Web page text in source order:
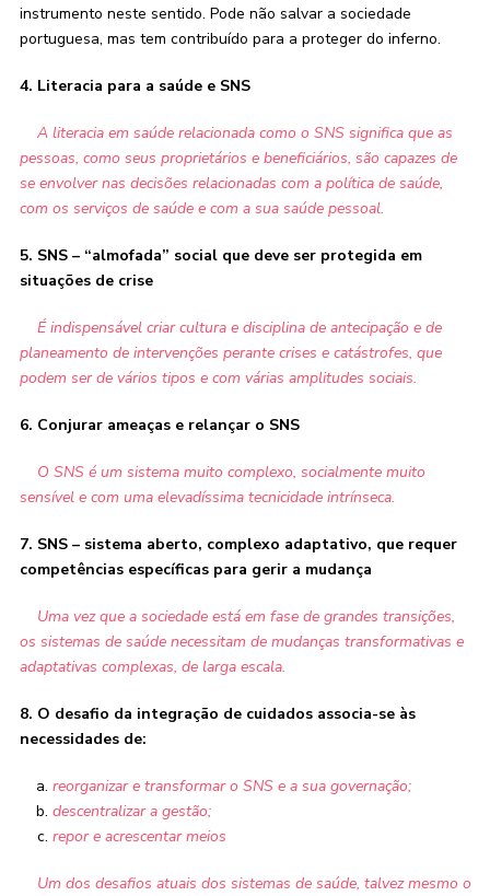
instrumento neste sentido. Pode não salvar a sociedade
portuguesa, mas tem contribuído para a proteger do inferno.
4. Literacia para a saúde e SNS
A literacia em saúde relacionada como o SNS significa que as
pessoas, como seus proprietários e beneficiários, são capazes de
se envolver nas decisões relacionadas com a política de saúde,
com os serviços de saúde e com a sua saúde pessoal.
5. SNS – “almofada” social que deve ser protegida em
situações de crise
É indispensável criar cultura e disciplina de antecipação e de
planeamento de intervenções perante crises e catástrofes, que
podem ser de vários tipos e com várias amplitudes sociais.
6. Conjurar ameaças e relançar o SNS
O SNS é um sistema muito complexo, socialmente muito
sensível e com uma elevadíssima tecnicidade intrínseca.
7. SNS – sistema aberto, complexo adaptativo, que requer
competências específicas para gerir a mudança
Uma vez que a sociedade está em fase de grandes transições,
os sistemas de saúde necessitam de mudanças transformativas e
adaptativas complexas, de larga escala.
8. O desafio da integração de cuidados associa-se às
necessidades de:
reorganizar e transformar o SNS e a sua governação;
descentralizar a gestão;
repor e acrescentar meios
Um dos desafios atuais dos sistemas de saúde, talvez mesmo o